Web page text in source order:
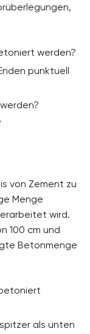
werden?
punktuell
von Zement zu
Menge
wird.
100 cm und
Betonmenge
als unten